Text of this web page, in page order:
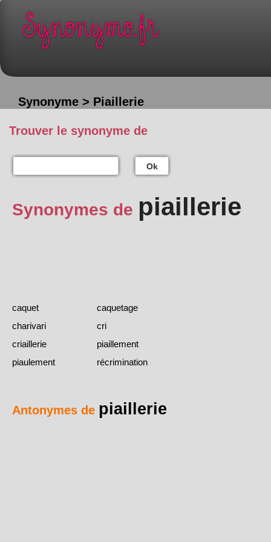
Synonyme > Piaillerie
Trouver le synonyme de
Ok
Synonymes de piaillerie
caquet
caquetage
charivari
cri
criaillerie
piaillement
piaulement
récrimination
Antonymes de piaillerie